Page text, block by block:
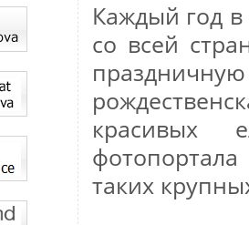
Каждый год в
со всей
красивых
таких